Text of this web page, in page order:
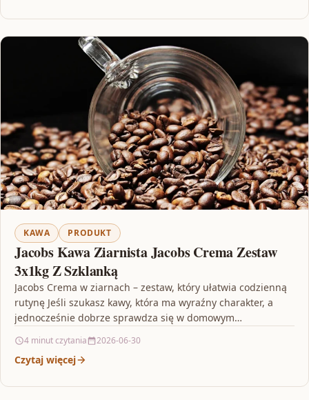
KAWA PRODUKT
Jacobs Kawa Ziarnista Jacobs Crema Zestaw
3x1kg Z Szklanką
Jacobs Crema w ziarnach – zestaw, który ułatwia codzienną
rutynę Jeśli szukasz kawy, która ma wyraźny charakter, a
jednocześnie dobrze sprawdza się w domowym…
4 minut czytania 2026-06-30
Czytaj więcej